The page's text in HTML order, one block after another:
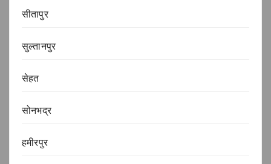
सीतापुर
सुल्तानपुर
सेहत
सोनभद्र
हमीरपुर